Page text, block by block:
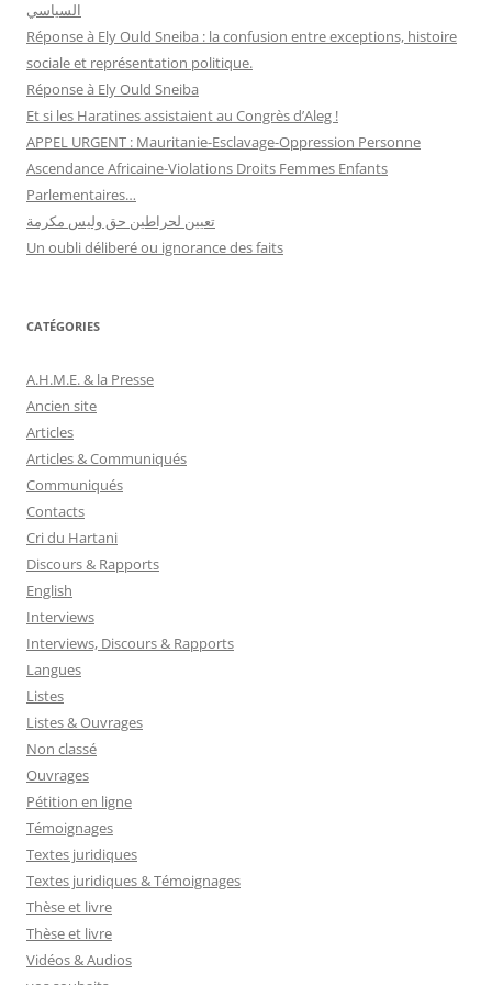
السياسي
Réponse à Ely Ould Sneiba : la confusion entre exceptions, histoire
sociale et représentation politique.
Réponse à Ely Ould Sneiba
Et si les Haratines assistaient au Congrès d’Aleg !
APPEL URGENT : Mauritanie-Esclavage-Oppression Personne
Ascendance Africaine-Violations Droits Femmes Enfants
Parlementaires…
تعيين لحراطين حق وليس مكرمة
Un oubli déliberé ou ignorance des faits
CATÉGORIES
A.H.M.E. & la Presse
Ancien site
Articles
Articles & Communiqués
Communiqués
Contacts
Cri du Hartani
Discours & Rapports
English
Interviews
Interviews, Discours & Rapports
Langues
Listes
Listes & Ouvrages
Non classé
Ouvrages
Pétition en ligne
Témoignages
Textes juridiques
Textes juridiques & Témoignages
Thèse et livre
Thèse et livre
Vidéos & Audios